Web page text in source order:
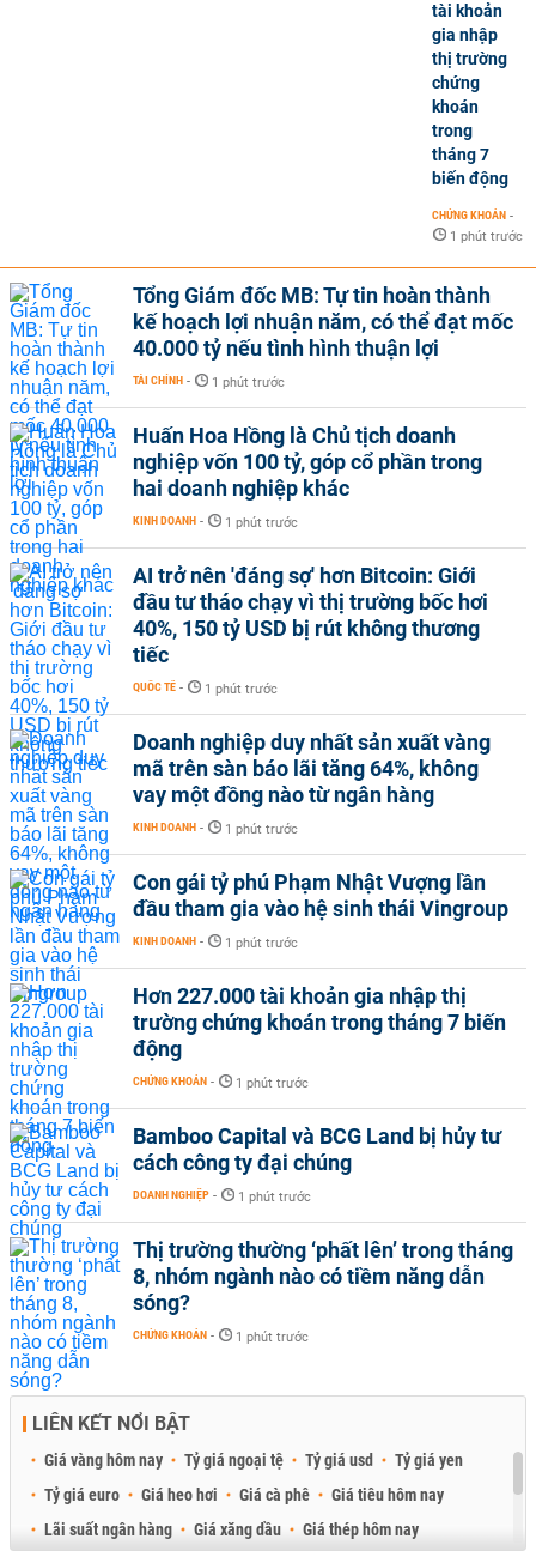
tài khoản
gia nhập
thị trường
chứng
khoán
trong
tháng 7
biến động
CHỨNG KHOÁN -
1 phút trước
Tổng Giám đốc MB: Tự tin hoàn thành
kế hoạch lợi nhuận năm, có thể đạt mốc
40.000 tỷ nếu tình hình thuận lợi
TÀI CHÍNH - 1 phút trước
Huấn Hoa Hồng là Chủ tịch doanh
nghiệp vốn 100 tỷ, góp cổ phần trong
hai doanh nghiệp khác
KINH DOANH - 1 phút trước
AI trở nên 'đáng sợ' hơn Bitcoin: Giới
đầu tư tháo chạy vì thị trường bốc hơi
40%, 150 tỷ USD bị rút không thương
tiếc
QUỐC TẾ - 1 phút trước
Doanh nghiệp duy nhất sản xuất vàng
mã trên sàn báo lãi tăng 64%, không
vay một đồng nào từ ngân hàng
KINH DOANH - 1 phút trước
Con gái tỷ phú Phạm Nhật Vượng lần
đầu tham gia vào hệ sinh thái Vingroup
KINH DOANH - 1 phút trước
Hơn 227.000 tài khoản gia nhập thị
trường chứng khoán trong tháng 7 biến
động
CHỨNG KHOÁN - 1 phút trước
Bamboo Capital và BCG Land bị hủy tư
cách công ty đại chúng
DOANH NGHIỆP - 1 phút trước
Thị trường thường ‘phất lên’ trong tháng
8, nhóm ngành nào có tiềm năng dẫn
sóng?
CHỨNG KHOÁN - 1 phút trước
LIÊN KẾT NỔI BẬT
Giá vàng hôm nay Tỷ giá ngoại tệ Tỷ giá usd
Tỷ giá yen
Tỷ giá euro
Giá heo hơi Giá cà phê
Giá tiêu hôm nay
Lãi suất ngân hàng
Giá xăng dầu
Giá thép hôm nay